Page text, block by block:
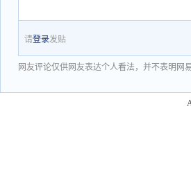
请登录发贴
网友评论仅供网友表达个人看法，并不表明网